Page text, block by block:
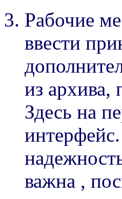
Рабочие
ввести
из архива,
Здесь на
важна ,